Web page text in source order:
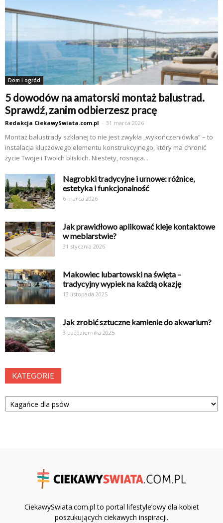
Dom i ogród
5 dowodów na amatorski montaż balustrad.
Sprawdź, zanim odbierzesz pracę
Redakcja CiekawySwiata.com.pl - 31 marca 2026
Montaż balustrady szklanej to nie jest zwykła „wykończeniówka” – to
instalacja kluczowego elementu konstrukcyjnego, który ma chronić
życie Twoje i Twoich bliskich. Niestety, rosnąca...
Nagrobki tradycyjne i urnowe: różnice,
estetyka i funkcjonalność
6 marca 2026
Jak prawidłowo aplikować kleje kontaktowe
w meblarstwie?
31 stycznia 2026
Makowiec lubartowski na święta –
tradycyjny wypiek na każdą okazję
13 listopada 2025
Jak zrobić sztuczne kamienie do akwarium?
3 października 2025
KATEGORIE
Kategorie
CiekawySwiata.com.pl to portal lifestyle’owy dla kobiet
poszukujących ciekawych inspiracji.